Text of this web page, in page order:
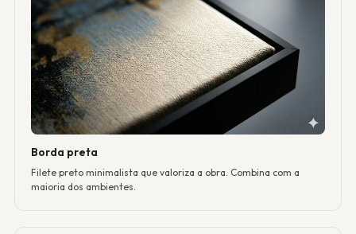
Borda preta
Filete preto minimalista que valoriza a obra. Combina com a
maioria dos ambientes.